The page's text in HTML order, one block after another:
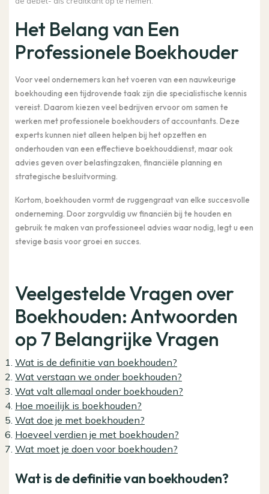
Het Belang van Een
Professionele Boekhouder
Voor veel ondernemers kan het voeren van een nauwkeurige
boekhouding een tijdrovende taak zijn die specialistische kennis
vereist. Daarom kiezen veel bedrijven ervoor om samen te
werken met professionele boekhouders of accountants. Deze
experts kunnen niet alleen helpen bij het opzetten en
onderhouden van een effectieve boekhouddienst, maar ook
advies geven over belastingzaken, financiële planning en
strategische besluitvorming.
Kortom, boekhouden vormt de ruggengraat van elke succesvolle
onderneming. Door zorgvuldig uw financiën bij te houden en
gebruik te maken van professioneel advies waar nodig, legt u een
stevige basis voor groei en succes.
Veelgestelde Vragen over
Boekhouden: Antwoorden
op 7 Belangrijke Vragen
Wat is de definitie van boekhouden?
Wat verstaan we onder boekhouden?
Wat valt allemaal onder boekhouden?
Hoe moeilijk is boekhouden?
Wat doe je met boekhouden?
Hoeveel verdien je met boekhouden?
Wat moet je doen voor boekhouden?
Wat is de definitie van boekhouden?